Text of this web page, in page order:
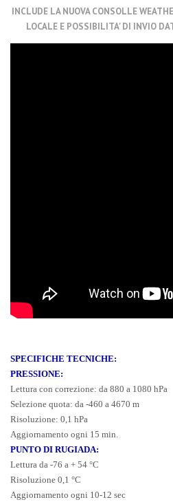
INCLUDE LA NUOVA CONSOLLE
LOCALE E POSSIBILITA' DI INVIO
SPECIFICHE TECNICHE:
PRESSIONE:
Lettura con correzione: da 880 a 1080 hPa
Selezione quota: da -460 a 4670 m
Risoluzione: 0,1 hPa
Aggiornamento ogni 15 min.
PUNTO DI RUGIADA:
Lettura da -76 a + 54 °C
Risoluzione 0,1 °C
Aggiornamento ogni 10-12 sec